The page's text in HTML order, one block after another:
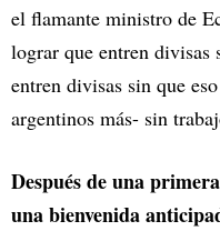
el flamante ministro de
lograr que entren divisas
entren divisas sin que
argentinos más- sin
Después de una
una bienvenida